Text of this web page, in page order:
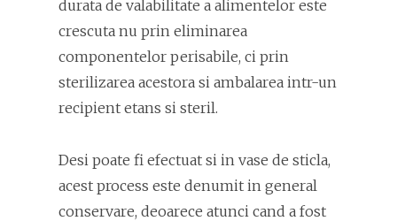
durata de valabilitate a alimentelor este
crescuta nu prin eliminarea
componentelor perisabile, ci prin
sterilizarea acestora si ambalarea intr-un
recipient etans si steril.
Desi poate fi efectuat si in vase de sticla,
acest process este denumit in general
conservare, deoarece atunci cand a fost